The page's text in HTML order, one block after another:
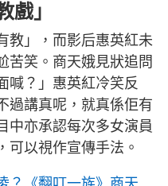
戲」
教」，而影后惠英紅未
苦笑。商天娥見狀追問
喊？」惠英紅冷笑反
過講真呢，就真係佢有
中亦承認每次多女演員
可以視作宣傳手法。